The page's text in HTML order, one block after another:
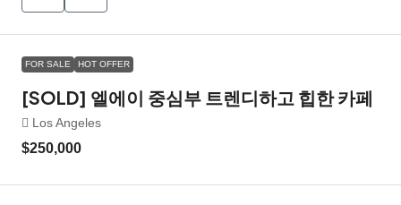
FOR SALE HOT OFFER
[SOLD] 엘에이 중심부 트렌디하고 힙한 카페
Los Angeles
$250,000